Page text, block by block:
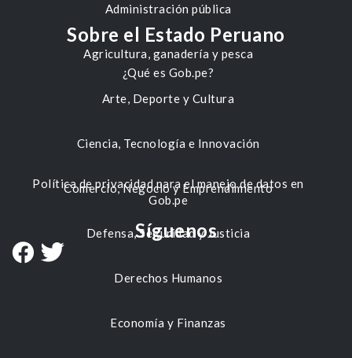
Administración pública
Agricultura, ganadería y pesca
Arte, Deporte y Cultura
Ciencia, Tecnología e Innovación
Comercio, Negocio y Emprendimiento
Defensa, Seguridad y Justicia
Derechos Humanos
Economía y Finanzas
Sobre el Estado Peruano
¿Qué es Gob.pe?
Política de privacidad para el manejo de datos en
Gob.pe
Síguenos